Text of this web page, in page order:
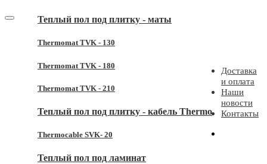
Теплый пол под плитку - маты
Thermomat TVK - 130
Thermomat TVK - 180
Thermomat TVK - 210
Теплый пол под плитку - кабель Thermo
Thermocable SVK- 20
Теплый пол под ламинат
Доставка
и оплата
Наши
новости
Контакты